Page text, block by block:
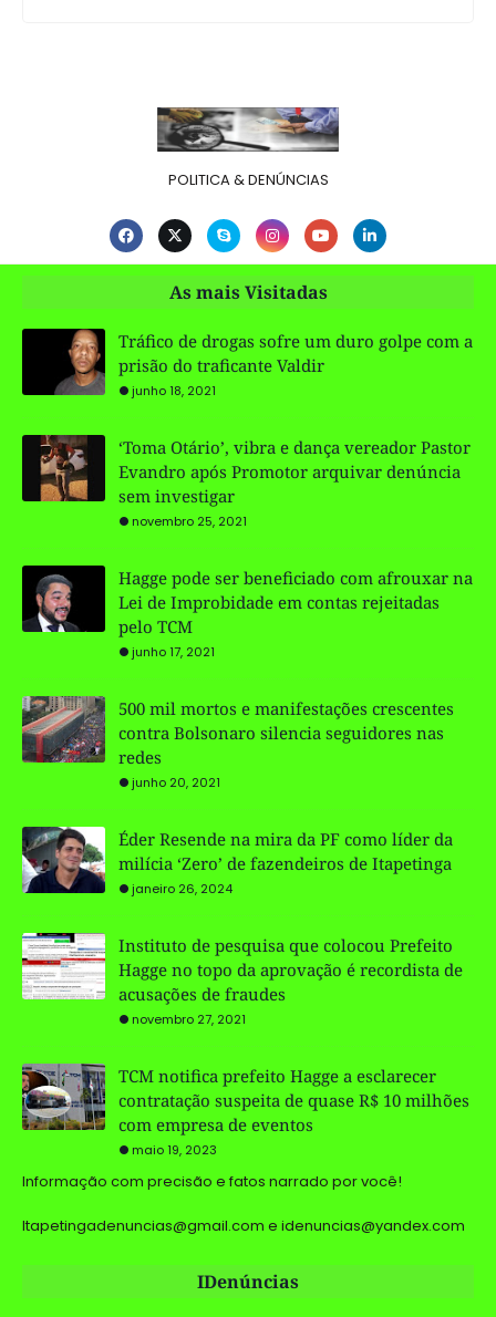
POLITICA & DENÚNCIAS
As mais Visitadas
Tráfico de drogas sofre um duro golpe com a
prisão do traficante Valdir
junho 18, 2021
‘Toma Otário’, vibra e dança vereador Pastor
Evandro após Promotor arquivar denúncia
sem investigar
novembro 25, 2021
Hagge pode ser beneficiado com afrouxar na
Lei de Improbidade em contas rejeitadas
pelo TCM
junho 17, 2021
500 mil mortos e manifestações crescentes
contra Bolsonaro silencia seguidores nas
redes
junho 20, 2021
Éder Resende na mira da PF como líder da
milícia ‘Zero’ de fazendeiros de Itapetinga
janeiro 26, 2024
Instituto de pesquisa que colocou Prefeito
Hagge no topo da aprovação é recordista de
acusações de fraudes
novembro 27, 2021
TCM notifica prefeito Hagge a esclarecer
contratação suspeita de quase R$ 10 milhões
com empresa de eventos
maio 19, 2023
Informação com precisão e fatos narrado por você!
Itapetingadenuncias@gmail.com e idenuncias@yandex.com
IDenúncias